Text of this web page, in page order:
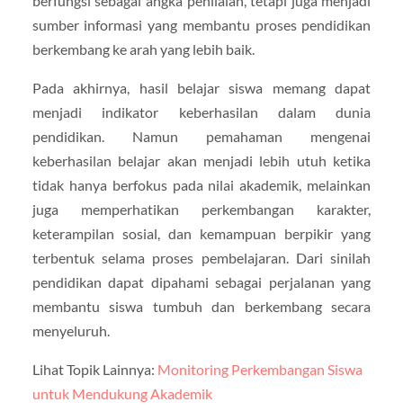
sumber informasi yang membantu proses pendidikan
berkembang ke arah yang lebih baik.
Pada akhirnya, hasil belajar siswa memang dapat
menjadi indikator keberhasilan dalam dunia
pendidikan. Namun pemahaman mengenai
keberhasilan belajar akan menjadi lebih utuh ketika
tidak hanya berfokus pada nilai akademik, melainkan
juga memperhatikan perkembangan karakter,
keterampilan sosial, dan kemampuan berpikir yang
terbentuk selama proses pembelajaran. Dari sinilah
pendidikan dapat dipahami sebagai perjalanan yang
membantu siswa tumbuh dan berkembang secara
menyeluruh.
Lihat Topik Lainnya: Monitoring Perkembangan Siswa
untuk Mendukung Akademik